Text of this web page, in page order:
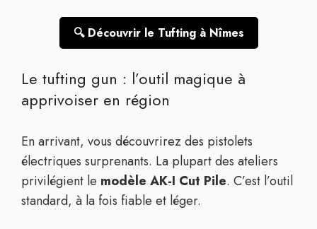
🔍 Découvrir le Tufting à Nîmes
Le tufting gun : l’outil magique à
apprivoiser en région
En arrivant, vous découvrirez des pistolets
électriques surprenants. La plupart des ateliers
privilégient le modèle AK-I Cut Pile. C’est l’outil
standard, à la fois fiable et léger.